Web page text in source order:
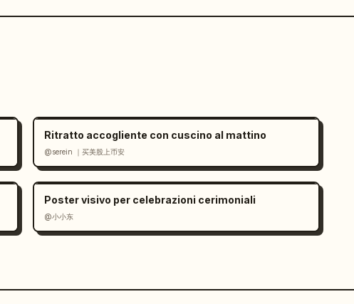
Ritratto accogliente con cuscino al mattino
@serein ｜买美股上币安
Poster visivo per celebrazioni cerimoniali
@小小东